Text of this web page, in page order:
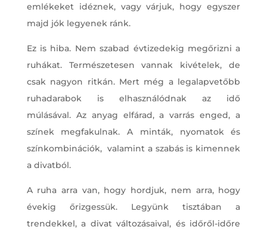
emlékeket idéznek, vagy várjuk, hogy egyszer
majd jók legyenek ránk.
Ez is hiba. Nem szabad évtizedekig megőrizni a
ruhákat. Természetesen vannak kivételek, de
csak nagyon ritkán. Mert még a legalapvetőbb
ruhadarabok is elhasználódnak az idő
múlásával. Az anyag elfárad, a varrás enged, a
színek megfakulnak. A minták, nyomatok és
színkombinációk, valamint a szabás is kimennek
a divatból.
A ruha arra van, hogy hordjuk, nem arra, hogy
évekig őrizgessük. Legyünk tisztában a
trendekkel, a divat változásaival, és időről-időre